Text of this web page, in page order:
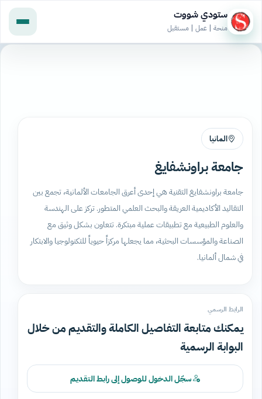
ستودي شووت
منحة | عمل | مستقبل
المانيا
جامعة براونشفايغ
جامعة براونشفايغ التقنية هي إحدى أعرق الجامعات الألمانية، تجمع بين
التقاليد الأكاديمية العريقة والبحث العلمي المتطور. تركز على الهندسة
والعلوم الطبيعية مع تطبيقات عملية مبتكرة. تتعاون بشكل وثيق مع
الصناعة والمؤسسات البحثية، مما يجعلها مركزاً حيوياً للتكنولوجيا والابتكار
في شمال ألمانيا.
الرابط الرسمي
يمكنك متابعة التفاصيل الكاملة والتقديم من خلال
البوابة الرسمية
سجّل الدخول للوصول إلى رابط التقديم